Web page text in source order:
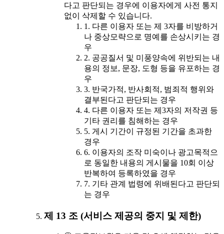
다고 판단되는 경우에 이용자에게 사전 통지
없이 삭제할 수 있습니다.
1. 다른 이용자 또는 제 3자를 비방하거
나 중상모략으로 명예를 손상시키는 경
우
2. 공공질서 및 미풍양속에 위반되는 내
용의 정보, 문장, 도형 등을 유포하는 경
우
3. 반국가적, 반사회적, 범죄적 행위와
결부된다고 판단되는 경우
4. 다른 이용자 또는 제3자의 저작권 등
기타 권리를 침해하는 경우
5. 게시 기간이 규정된 기간을 초과한
경우
6. 이용자의 조작 미숙이나 광고목적으
로 동일한 내용의 게시물을 10회 이상
반복하여 등록하였을 경우
7. 기타 관계 법령에 위배된다고 판단되
는 경우
제 13 조 (서비스 제공의 중지 및 제한)